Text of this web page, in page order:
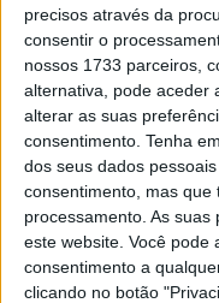
precisos através da
consentir o
nossos 1733 parceiros,
alternativa, pode aceder
alterar as suas
consentimento. Tenha
dos seus dados
consentimento, mas
processamento. As
este website. Você pode
consentimento a
clicando no botão
bonito como
parabéns por esta
No entanto, as
mostraram-se
escorregadias,
grande parte dos
Com um terceiro
em termos de
infelizmente, a corrida